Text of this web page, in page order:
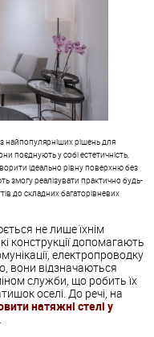
найпопулярніших рішень для
поєднують у собі естетичність,
ідеально рівну поверхню без
змогу реалізувати практично будь-
до складних багаторівневих
не лише їхнім
конструкції допомагають
електропроводку
вони відзначаються
служби, що робить їх
оселі. До речі, на
натяжні стелі у